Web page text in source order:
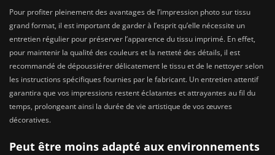
Pour profiter pleinement des avantages de l’impression photo sur tissu
grand format, il est important de garder à l’esprit qu’elle nécessite un
entretien régulier pour préserver l’apparence du tissu imprimé. En effet,
pour maintenir la qualité des couleurs et la netteté des détails, il est
recommandé de dépoussiérer délicatement le tissu et de le nettoyer selon
les instructions spécifiques fournies par le fabricant. Un entretien attentif
garantira que vos impressions restent éclatantes et attrayantes au fil du
temps, prolongeant ainsi la durée de vie artistique de vos œuvres
décoratives.
Peut être moins adapté aux environnements